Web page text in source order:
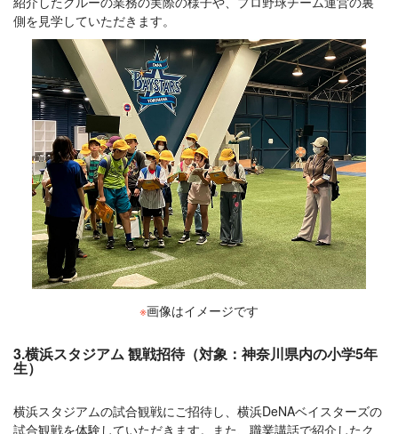
側を見学していただきます。
※画像はイメージです
3.横浜スタジアム 観戦招待（対象：神奈川県内の小学5年
生）
横浜スタジアムの試合観戦にご招待し、横浜DeNAベイスターズの
試合観戦を体験していただきます。また、職業講話で紹介したク